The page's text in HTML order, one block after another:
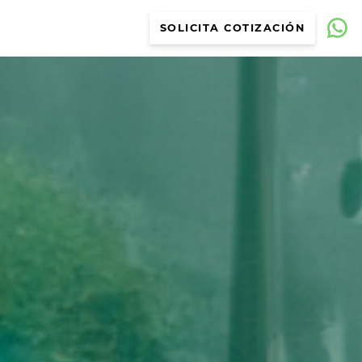
SOLICITA COTIZACIÓN